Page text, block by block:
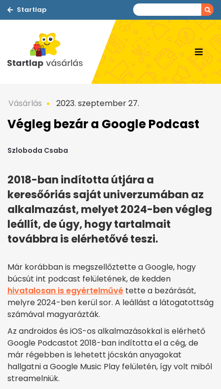
Startlap
Vásárlás 2023. szeptember 27.
Végleg bezár a Google Podcast
Szloboda Csaba
2018-ban indította útjára a
keresőóriás saját univerzumában az
alkalmazást, melyet 2024-ben végleg
leállít, de úgy, hogy tartalmait
továbbra is elérhetővé teszi.
Már korábban is megszellőztette a Google, hogy
búcsút int podcast felületének, de kedden
hivatalosan is egyértelművé tette a bezárását,
melyre 2024-ben kerül sor. A leállást a látogatottság
számával magyarázták.
Az androidos és iOS-os alkalmazásokkal is elérhető
Google Podcastot 2018-ban indította el a cég, de
már régebben is lehetett jócskán anyagokat
hallgatni a Google Music Play felületén, így volt miből
streamelniük.